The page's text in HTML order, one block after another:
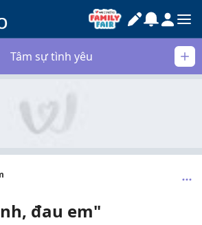
Tâm sự tình yêu
đau em"